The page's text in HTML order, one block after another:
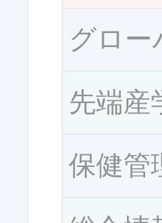
グロー
先端産
保健管